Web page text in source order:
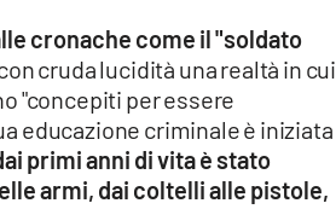
cronache come il "soldato
cruda lucidità una realtà in cui
"concepiti per essere
educazione criminale è iniziata
primi anni di vita è stato
armi, dai coltelli alle pistole,